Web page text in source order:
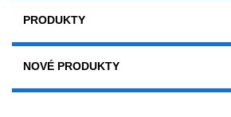
PRODUKTY
NOVÉ PRODUKTY